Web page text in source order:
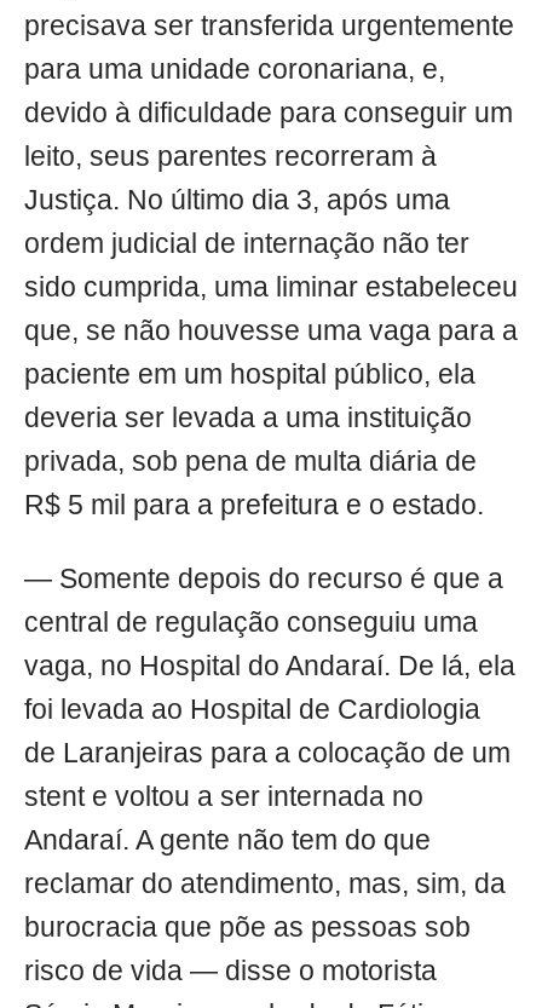
precisava ser transferida urgentemente
para uma unidade coronariana, e,
devido à dificuldade para conseguir um
leito, seus parentes recorreram à
Justiça. No último dia 3, após uma
ordem judicial de internação não ter
sido cumprida, uma liminar estabeleceu
que, se não houvesse uma vaga para a
paciente em um hospital público, ela
deveria ser levada a uma instituição
privada, sob pena de multa diária de
R$ 5 mil para a prefeitura e o estado.
— Somente depois do recurso é que a
central de regulação conseguiu uma
vaga, no Hospital do Andaraí. De lá, ela
foi levada ao Hospital de Cardiologia
de Laranjeiras para a colocação de um
stent e voltou a ser internada no
Andaraí. A gente não tem do que
reclamar do atendimento, mas, sim, da
burocracia que põe as pessoas sob
risco de vida — disse o motorista